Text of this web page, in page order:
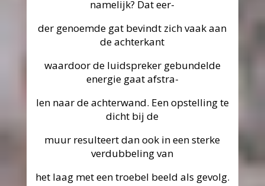
namelijk? Dat eer-
der genoemde gat bevindt zich vaak aan
de achterkant
waardoor de luidspreker gebundelde
energie gaat afstra-
len naar de achterwand. Een opstelling te
dicht bij de
muur resulteert dan ook in een sterke
verdubbeling van
het laag met een troebel beeld als gevolg.